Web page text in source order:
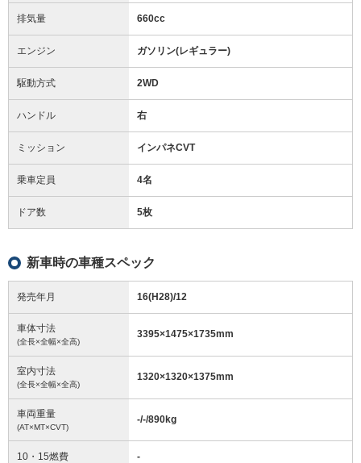
排気量 660cc
エンジン ガソリン(レギュラー)
駆動方式 2WD
ハンドル 右
ミッション インパネCVT
乗車定員 4名
ドア数 5枚
新車時の車種スペック
発売年月 16(H28)/12
車体寸法
(全長×全幅×全高)
3395×1475×1735mm
室内寸法
(全長×全幅×全高)
1320×1320×1375mm
車両重量
(AT×MT×CVT)
-/-/890kg
10・15燃費 -